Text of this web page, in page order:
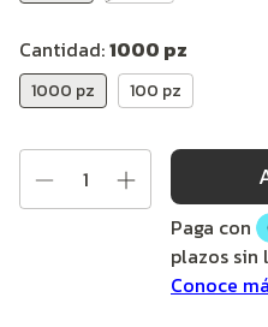
Cantidad:1000 pz
1000 pz 100 pz